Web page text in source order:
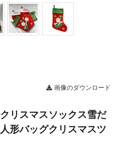
画像のダウンロード
リスマスソックス雪だ
形バッグクリスマスツ